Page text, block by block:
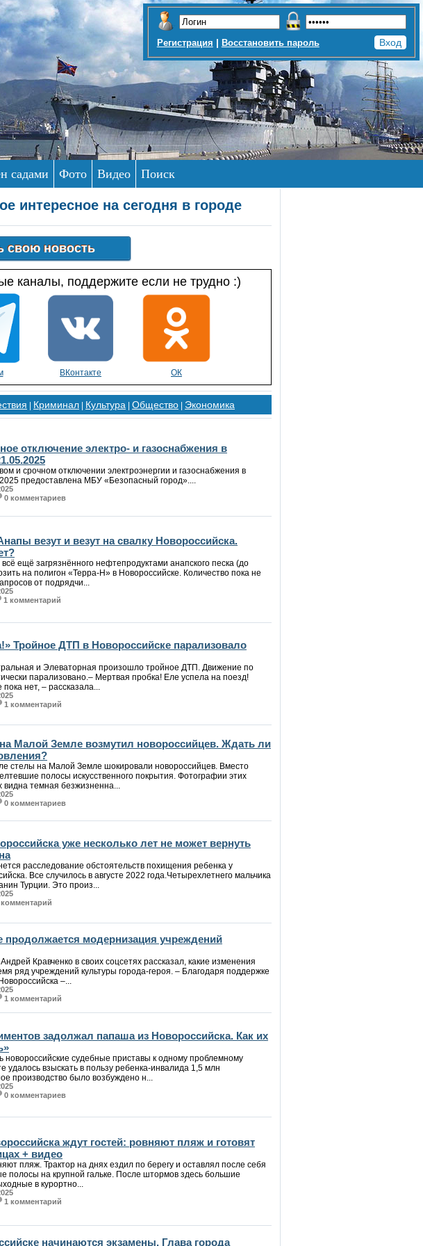
Регистрация | Восстановить пароль
садами Фото Видео Поиск
интересное на сегодня в городе
каналы, поддержите если не трудно :)
ВКонтакте ОК
Криминал Культура Общество Экономика
отключение электро- и газоснабжения в
и срочном отключении электроэнергии и газоснабжения в
предоставлена МБУ «Безопасный город»....
0 комментариев
везут и везут на свалку Новороссийска.
ещё загрязнённого нефтепродуктами анапского песка (до
на полигон «Терра-Н» в Новороссийске. Количество пока не
от подрядчи...
1 комментарий
Тройное ДТП в Новороссийске парализовало
и Элеваторная произошло тройное ДТП. Движение по
парализовано.– Мертвая пробка! Еле успела на поезд!
нет, – рассказала...
1 комментарий
Малой Земле возмутил новороссийцев. Ждать ли
стелы на Малой Земле шокировали новороссийцев. Вместо
полосы искусственного покрытия. Фотографии этих
видна темная безжизненна...
0 комментариев
уже несколько лет не может вернуть
расследование обстоятельств похищения ребенка у
Все случилось в августе 2022 года.Четырехлетнего мальчика
Турции. Это произ...
комментарий
продолжается модернизация учреждений
Кравченко в своих соцсетях рассказал, какие изменения
ряд учреждений культуры города-героя. – Благодаря поддержке
–...
1 комментарий
задолжал папаша из Новороссийска. Как их
судебные приставы к одному проблемному
удалось взыскать в пользу ребенка-инвалида 1,5 млн
производство было возбуждено н...
0 комментариев
ждут гостей: ровняют пляж и готовят
+ видео
пляж. Трактор на днях ездил по берегу и оставлял после себя
полосы на крупной гальке. После штормов здесь большие
в курортно...
1 комментарий
начинаются экзамены. Глава города